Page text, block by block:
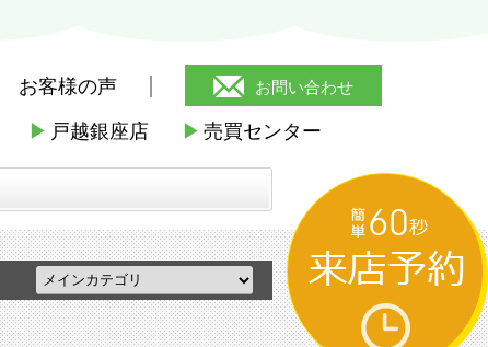
お客様の声 お問い合わせ
▶ 戸越銀座店 ▶ 売買センター